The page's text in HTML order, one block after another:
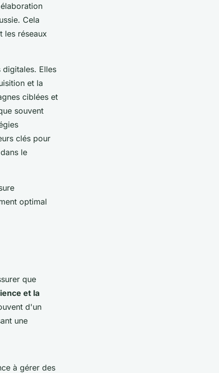
Cela
les réseaux
digitales. Elles
et la
ciblées et
souvent
clés pour
le
optimal
que
et la
d'un
une
à gérer des